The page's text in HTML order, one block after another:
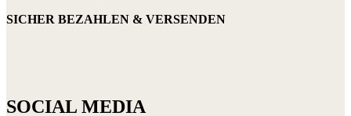
SICHER BEZAHLEN & VERSENDEN
SOCIAL MEDIA